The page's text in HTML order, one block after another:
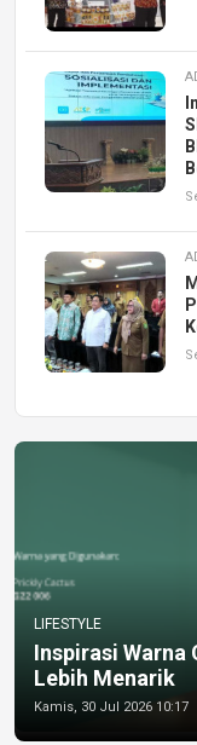
LIFESTYLE
Inspirasi Warna
Lebih Menarik
Kamis, 30 Jul 2026 10:17